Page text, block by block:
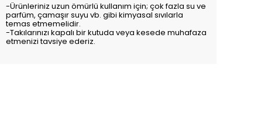
-Ürünleriniz uzun ömürlü kullanım için; çok fazla su ve
parfüm, çamaşır suyu vb. gibi kimyasal sıvılarla
temas etmemelidir.
-Takılarınızı kapalı bir kutuda veya kesede muhafaza
etmenizi tavsiye ederiz.